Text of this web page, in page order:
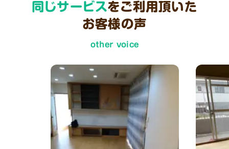
同じサービスをご利用頂いた
お客様の声
other voice